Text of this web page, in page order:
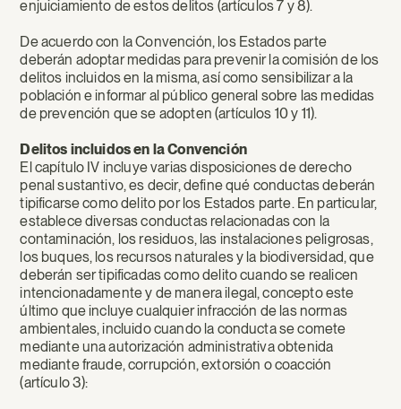
enjuiciamiento de estos delitos (artículos 7 y 8).
De acuerdo con la Convención, los Estados parte
deberán adoptar medidas para prevenir la comisión de los
delitos incluidos en la misma, así como sensibilizar a la
población e informar al público general sobre las medidas
de prevención que se adopten (artículos 10 y 11).
Delitos incluidos en la Convención
El capítulo IV incluye varias disposiciones de derecho
penal sustantivo, es decir, define qué conductas deberán
tipificarse como delito por los Estados parte. En particular,
establece diversas conductas relacionadas con la
contaminación, los residuos, las instalaciones peligrosas,
los buques, los recursos naturales y la biodiversidad, que
deberán ser tipificadas como delito cuando se realicen
intencionadamente y de manera ilegal, concepto este
último que incluye cualquier infracción de las normas
ambientales, incluido cuando la conducta se comete
mediante una autorización administrativa obtenida
mediante fraude, corrupción, extorsión o coacción
(artículo 3):